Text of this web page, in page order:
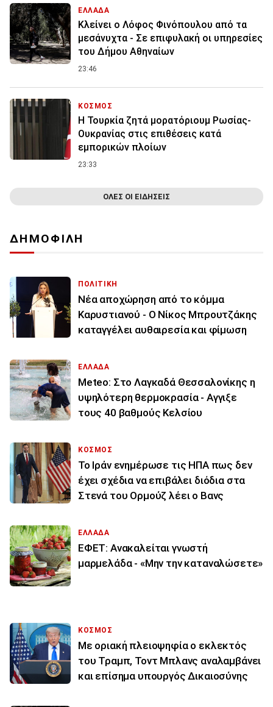
ΕΛΛΑΔΑ
Κλείνει ο Λόφος Φινόπουλου από τα
μεσάνυχτα - Σε επιφυλακή οι υπηρεσίες
του Δήμου Αθηναίων
23:46
ΚΟΣΜΟΣ
Η Τουρκία ζητά μορατόριουμ Ρωσίας-
Ουκρανίας στις επιθέσεις κατά
εμπορικών πλοίων
23:33
ΟΛΕΣ ΟΙ ΕΙΔΗΣΕΙΣ
ΔΗΜΟΦΙΛΗ
ΠΟΛΙΤΙΚΗ
Νέα αποχώρηση από το κόμμα
Καρυστιανού - Ο Νίκος Μπρουτζάκης
καταγγέλει αυθαιρεσία και φίμωση
ΕΛΛΑΔΑ
Meteo: Στο Λαγκαδά Θεσσαλονίκης η
υψηλότερη θερμοκρασία - Αγγιξε
τους 40 βαθμούς Κελσίου
ΚΟΣΜΟΣ
To Ιράν ενημέρωσε τις ΗΠΑ πως δεν
έχει σχέδια να επιβάλει διόδια στα
Στενά του Ορμούζ λέει ο Βανς
ΕΛΛΑΔΑ
ΕΦΕΤ: Ανακαλείται γνωστή
μαρμελάδα - «Μην την καταναλώσετε»
ΚΟΣΜΟΣ
Με οριακή πλειοψηφία ο εκλεκτός
του Τραμπ, Τοντ Μπλανς αναλαμβάνει
και επίσημα υπουργός Δικαιοσύνης